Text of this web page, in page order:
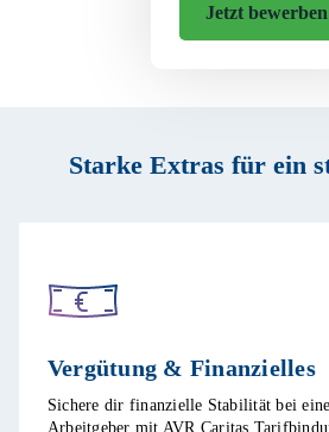
Jetzt bewerben
Starke Extras für ein
Vergütung & Finanzielles​
Sichere dir finanzielle Stabilität bei
Arbeitgeber mit AVR Caritas